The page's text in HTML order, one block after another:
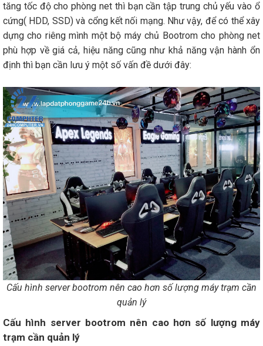
tăng tốc độ cho phòng net thì bạn cần tập trung chủ yếu vào ổ
cứng( HDD, SSD) và cổng kết nối mạng. Như vậy, để có thể xây
dựng cho riêng mình một bộ máy chủ Bootrom cho phòng net
phù hợp về giá cả, hiệu năng cũng như khả năng vận hành ổn
định thì bạn cần lưu ý một số vấn đề dưới đây:
Cấu hình server bootrom nên cao hơn số lượng máy trạm cần
quản lý
Cấu hình server bootrom nên cao hơn số lượng máy
trạm cần quản lý